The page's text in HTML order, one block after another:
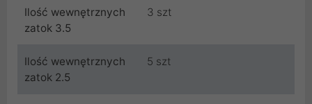
Ilość wewnętrznych
zatok 3.5
3 szt
Ilość wewnętrznych
zatok 2.5
5 szt